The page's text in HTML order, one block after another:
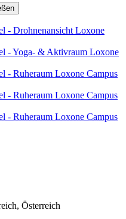
Österreich